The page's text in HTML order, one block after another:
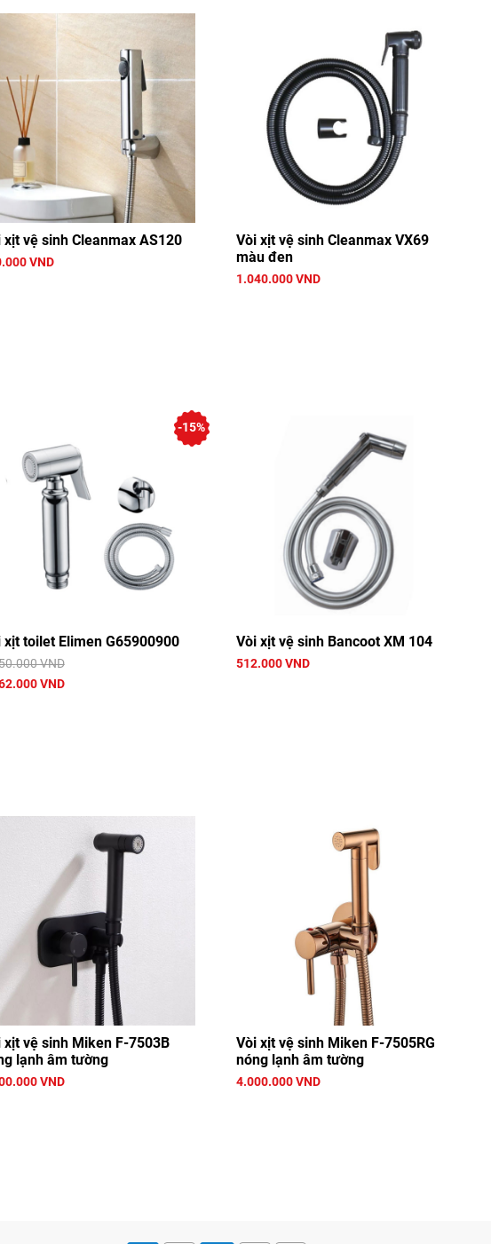
xịt vệ sinh Cleanmax AS120
VND
Vòi xịt vệ sinh Cleanmax VX69
màu đen
1.040.000 VND
xịt toilet Elimen G65900900
VND
VND
-15%
Vòi xịt vệ sinh Bancoot XM 104
512.000 VND
xịt vệ sinh Miken F-7503B
lạnh âm tường
VND
Vòi xịt vệ sinh Miken F-7505RG
nóng lạnh âm tường
4.000.000 VND